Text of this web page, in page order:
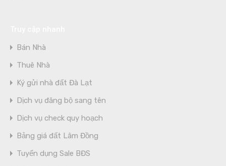
Bán Nhà
Thuê Nhà
Ký gửi nhà đất Đà Lạt
Dịch vụ đăng bộ sang tên
Dịch vụ check quy hoạch
Bảng giá đất Lâm Đồng
Tuyển dụng Sale BĐS